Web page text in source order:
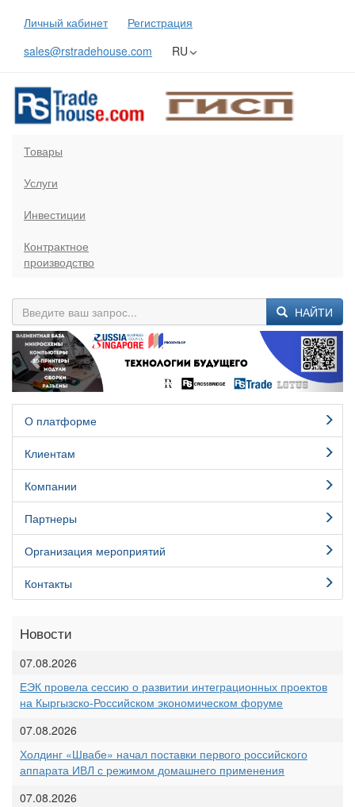
Личный кабинет
Регистрация
sales@rstradehouse.com
RU
Товары
Услуги
Инвестиции
Контрактное
производство
НАЙТИ
Previous Next
О платформе
Клиентам
Компании
Партнеры
Организация мероприятий
Контакты
Новости
07.08.2026
ЕЭК провела сессию о развитии интеграционных проектов
на Кыргызско-Российском экономическом форуме
07.08.2026
Холдинг «Швабе» начал поставки первого российского
аппарата ИВЛ с режимом домашнего применения
07.08.2026